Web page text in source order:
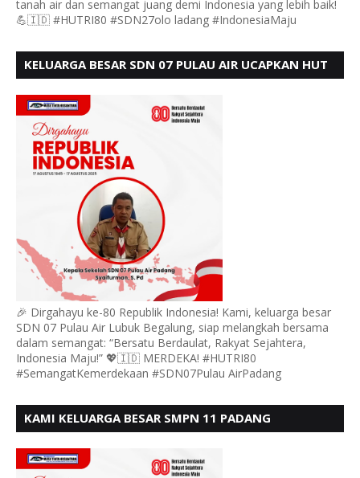
tanah air dan semangat juang demi Indonesia yang lebih baik!
💪🇮🇩 #HUTRI80 #SDN27olo ladang #IndonesiaMaju
KELUARGA BESAR SDN 07 PULAU AIR UCAPKAN HUT
🎉 Dirgahayu ke-80 Republik Indonesia! Kami, keluarga besar
SDN 07 Pulau Air Lubuk Begalung, siap melangkah bersama
dalam semangat: “Bersatu Berdaulat, Rakyat Sejahtera,
Indonesia Maju!” 💖🇮🇩 MERDEKA! #HUTRI80
#SemangatKemerdekaan #SDN07Pulau AirPadang
KAMI KELUARGA BESAR SMPN 11 PADANG
BERDAULAT